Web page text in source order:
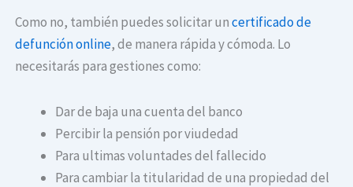
Como no, también puedes solicitar uncertificado de
defunción online, de manera rápida y cómoda. Lo
necesitarás para gestiones como:
Dar de baja una cuenta del banco
Percibir la pensión por viudedad
Para ultimas voluntades del fallecido
Para cambiar la titularidad de una propiedad del